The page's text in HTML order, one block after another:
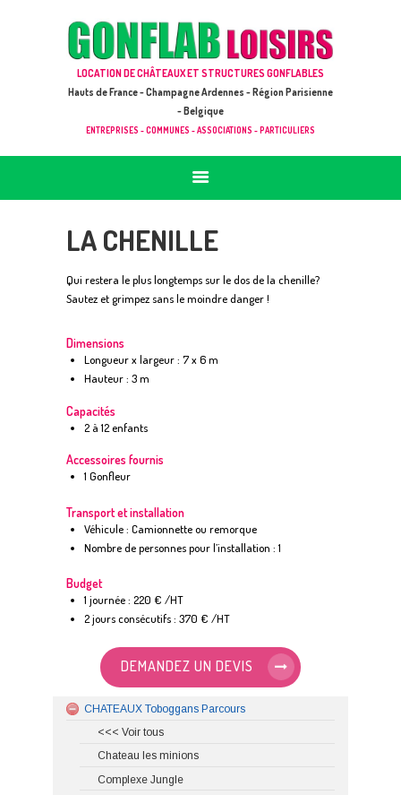
LOCATION DE CHÂTEAUX ET STRUCTURES GONFLABLES
Hauts de France - Champagne Ardennes - Région Parisienne
- Belgique
ENTREPRISES - COMMUNES - ASSOCIATIONS - PARTICULIERS
GONFLAB LOISIRS
ACCUEIL
JEUX À LOUER & PRESTATIONS
CATALOGUE / TARIF
DEMANDE DE DEVIS (SOUS 24H)
LA CHENILLE
Qui restera le plus longtemps sur le dos de la chenille?
Sautez et grimpez sans le moindre danger !
Dimensions
Longueur x largeur : 7 x 6 m
Hauteur : 3 m
Capacités
2 à 12 enfants
Accessoires fournis
1 Gonfleur
Transport et installation
Véhicule : Camionnette ou remorque
Nombre de personnes pour l’installation : 1
Budget
1 journée : 220 € /HT
2 jours consécutifs : 370 € /HT
DEMANDEZ UN DEVIS
CHATEAUX Toboggans Parcours
<<< Voir tous
Chateau les minions
Complexe Jungle